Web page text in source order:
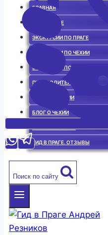
ГЛАВНАЯ
ГИД В ПРАГЕ
ЭКСКУРСИИ ПО ПРАГЕ
ЭКСКУРСИИ ПО ЧЕХИИ
ЭКСКУРСИИ ПО ЕВРОПЕ
ПУТЕВОДИТЕЛЬ
ИСТОРИЯ ЧЕХИИ
БЛОГ О ЧЕХИИ
ГИД В ПРАГЕ. ОТЗЫВЫ
Поиск по сайту